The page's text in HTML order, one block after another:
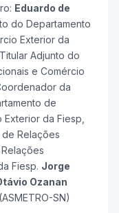
Eduardo de
do Departamento
Exterior da
Adjunto do
e Comércio
da
de
da Fiesp,
de Relações
Fiesp. Jorge
Ozanan
(ASMETRO-SN)